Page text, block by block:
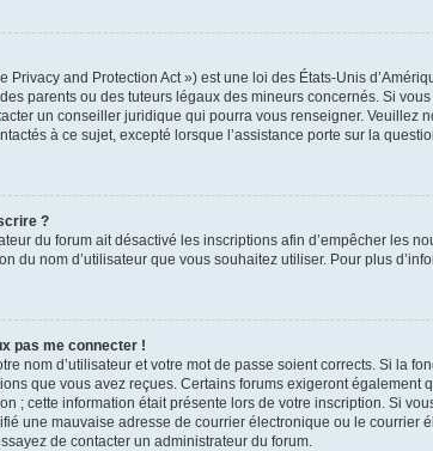
Privacy and Protection Act ») est une loi des États-Unis
parents ou des tuteurs légaux des mineurs concernés. Si
un conseiller juridique qui pourra vous renseigner. Veuillez
à ce sujet, excepté lorsque l’assistance porte sur la
?
du forum ait désactivé les inscriptions afin d’empêcher les
du nom d’utilisateur que vous souhaitez utiliser. Pour plus
pas me connecter !
nom d’utilisateur et votre mot de passe soient corrects. Si la
que vous avez reçues. Certains forums exigeront
; cette information était présente lors de votre inscription. Si
une mauvaise adresse de courrier électronique ou le
de contacter un administrateur du forum.